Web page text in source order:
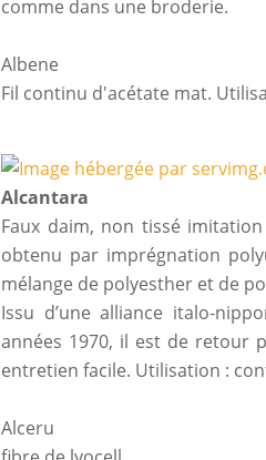
comme dans une broderie.
Albene
Fil continu d'acétate mat.
Alcantara
Faux daim, non tissé
obtenu par imprégnation
mélange de polyesther et de
Issu d’une alliance italo-
années 1970, il est de retour
entretien facile. Utilisation :
Alceru